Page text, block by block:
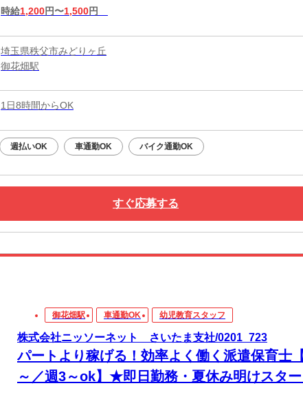
時給1,200円〜1,500円
埼玉県秩父市みどりヶ丘
御花畑駅
1日8時間からOK
週払いOK 車通勤OK バイク通勤OK
すぐ応募する
御花畑駅 車通勤OK 幼児教育スタッフ
株式会社ニッソーネット さいたま支社/0201_723
パートより稼げる！効率よく働く派遣保育士
～／週3～ok】★即日勤務・夏休み明けスタ